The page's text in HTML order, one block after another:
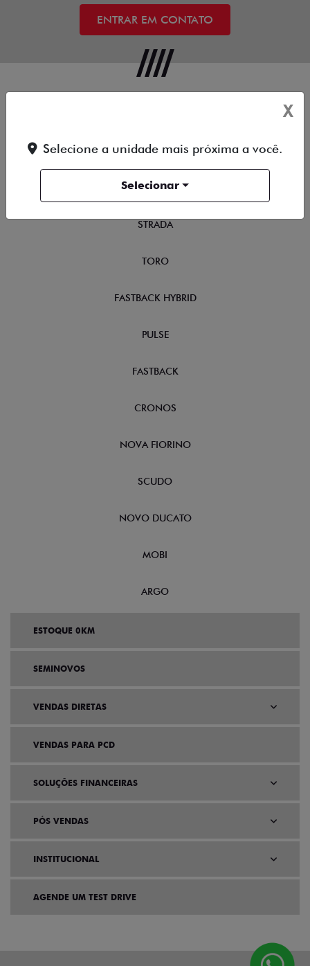
ENTRAR EM CONTATO
NOVOS
TITANO
STRADA
TORO
FASTBACK HYBRID
PULSE
FASTBACK
CRONOS
NOVA FIORINO
SCUDO
NOVO DUCATO
MOBI
ARGO
ESTOQUE 0KM
SEMINOVOS
VENDAS DIRETAS
VENDAS PARA PCD
SOLUÇÕES FINANCEIRAS
PÓS VENDAS
INSTITUCIONAL
AGENDE UM TEST DRIVE
X
Selecione a unidade mais próxima a você.
Selecionar